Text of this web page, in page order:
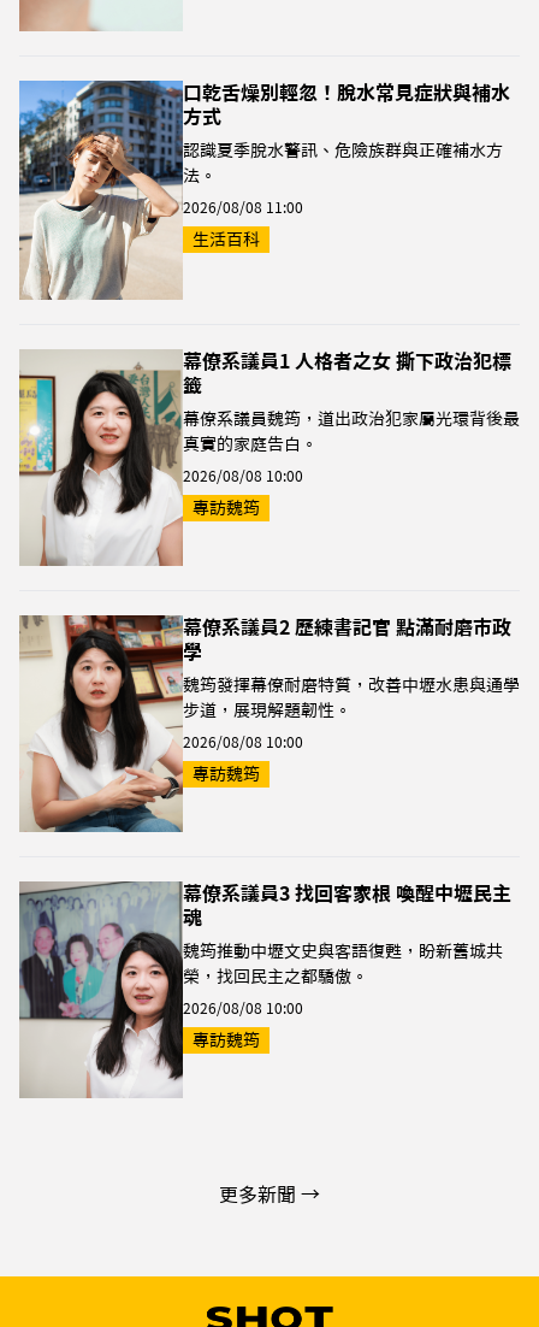
口乾舌燥別輕忽！脫水常見症狀與補水
方式
認識夏季脫水警訊、危險族群與正確補水方
法。
2026/08/08 11:00
生活百科
幕僚系議員1 人格者之女 撕下政治犯標
籤
幕僚系議員魏筠，道出政治犯家屬光環背後最
真實的家庭告白。
2026/08/08 10:00
專訪魏筠
幕僚系議員2 歷練書記官 點滿耐磨市政
學
魏筠發揮幕僚耐磨特質，改善中壢水患與通學
步道，展現解題韌性。
2026/08/08 10:00
專訪魏筠
幕僚系議員3 找回客家根 喚醒中壢民主
魂
魏筠推動中壢文史與客語復甦，盼新舊城共
榮，找回民主之都驕傲。
2026/08/08 10:00
專訪魏筠
更多新聞 →